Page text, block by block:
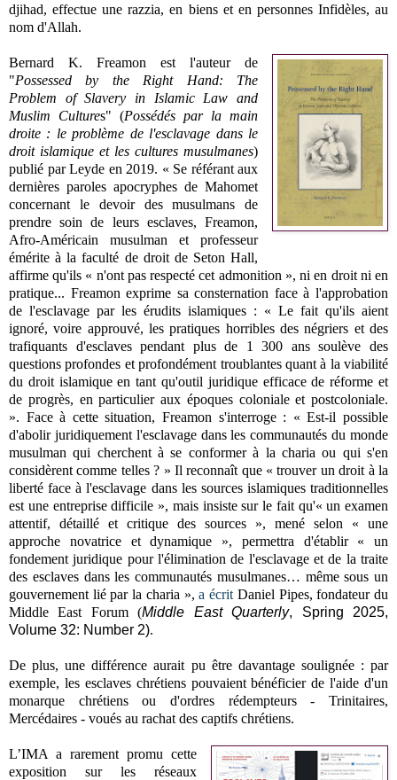
djihad, effectue une razzia, en biens et en personnes Infidèles, au
nom d'Allah.
Bernard K. Freamon est l'auteur de
"Possessed by the Right Hand: The
Problem of Slavery in Islamic Law and
Muslim Cultures" (Possédés par la main
droite : le problème de l'esclavage dans le
droit islamique et les cultures musulmanes)
publié par Leyde en 2019. « Se référant aux
dernières paroles apocryphes de Mahomet
concernant le devoir des musulmans de
prendre soin de leurs esclaves, Freamon,
Afro-Américain musulman et professeur
émérite à la faculté de droit de Seton Hall,
affirme qu'ils « n'ont pas respecté cet admonition », ni en droit ni en
pratique... Freamon exprime sa consternation face à l'approbation
de l'esclavage par les érudits islamiques : « Le fait qu'ils aient
ignoré, voire approuvé, les pratiques horribles des négriers et des
trafiquants d'esclaves pendant plus de 1 300 ans soulève des
questions profondes et profondément troublantes quant à la viabilité
du droit islamique en tant qu'outil juridique efficace de réforme et
de progrès, en particulier aux époques coloniale et postcoloniale.
». Face à cette situation, Freamon s'interroge : « Est-il possible
d'abolir juridiquement l'esclavage dans les communautés du monde
musulman qui cherchent à se conformer à la charia ou qui s'en
considèrent comme telles ? » Il reconnaît que « trouver un droit à la
liberté face à l'esclavage dans les sources islamiques traditionnelles
est une entreprise difficile », mais insiste sur le fait qu'« un examen
attentif, détaillé et critique des sources », mené selon « une
approche novatrice et dynamique », permettra d'établir « un
fondement juridique pour l'élimination de l'esclavage et de la traite
des esclaves dans les communautés musulmanes… même sous un
gouvernement lié par la charia »,a écrit Daniel Pipes, fondateur du
Middle East Forum (Middle East Quarterly, Spring 2025,
Volume 32: Number 2).
De plus, une différence aurait pu être davantage soulignée : par
exemple, les esclaves chrétiens pouvaient bénéficier de l'aide d'un
monarque chrétiens ou d'ordres rédempteurs - Trinitaires,
Mercédaires - voués au rachat des captifs chrétiens.
L’IMA a rarement promu cette
exposition sur les réseaux